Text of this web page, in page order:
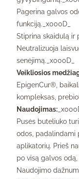
Pagerina galvos
funkciją._x000D_
Stiprina skaidulą ir
Neutralizuoja
senėjimą._x000D_
Veikliosios
EpigenCur®,
kompleksas,
Naudojimas:
Pusės buteliuko
odos, padalindami
aplikatorių. Prieš
po visą galvos odą,
Naudojimo